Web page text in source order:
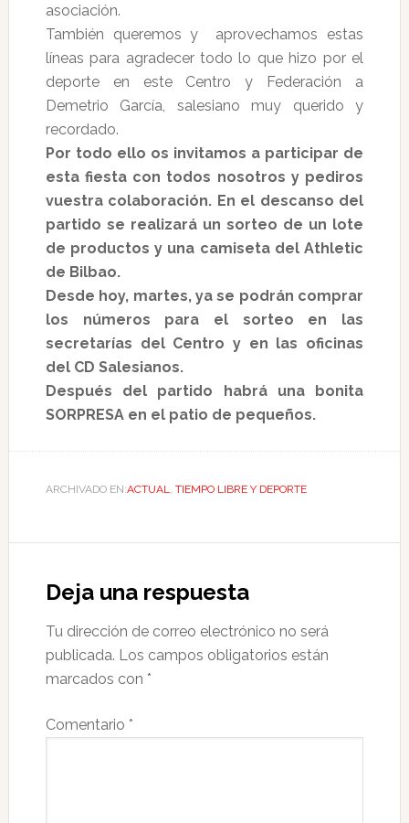
asociación.
También queremos y aprovechamos estas
líneas para agradecer todo lo que hizo por el
deporte en este Centro y Federación a
Demetrio García, salesiano muy querido y
recordado.
Por todo ello os invitamos a participar de
esta fiesta con todos nosotros y pediros
vuestra colaboración. En el descanso del
partido se realizará un sorteo de un lote
de productos y una camiseta del Athletic
de Bilbao.
Desde hoy, martes, ya se podrán comprar
los números para el sorteo en las
secretarías del Centro y en las oficinas
del CD Salesianos.
Después del partido habrá una bonita
SORPRESA en el patio de pequeños.
ARCHIVADO EN:ACTUAL TIEMPO LIBRE Y DEPORTE
Deja una respuesta
Tu dirección de correo electrónico no será
publicada. Los campos obligatorios están
marcados con *
Comentario *